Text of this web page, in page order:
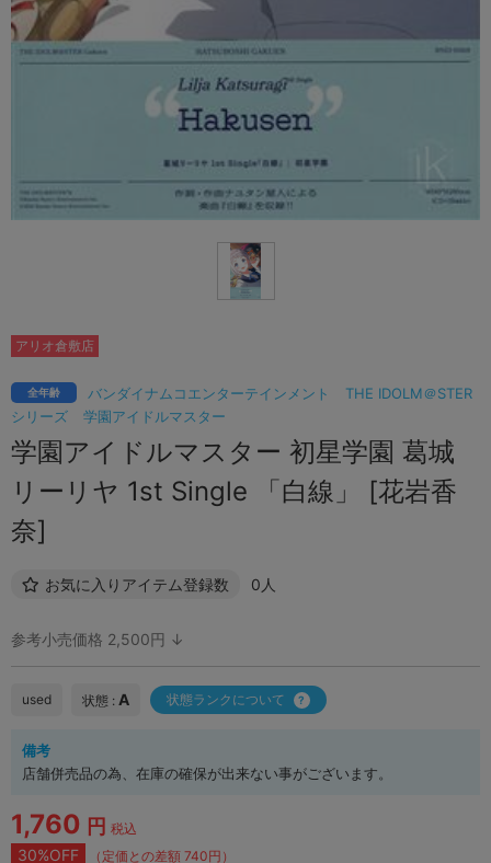
バンダイナムコエンターテインメント
THE IDOLM＠STER
シリーズ
学園アイドルマスター
全年齢
学園アイドルマスター 初星学園 葛城
リーリヤ 1st Single 「白線」 [花岩香
奈]
お気に入りアイテム登録数 0人
アリオ倉敷店
参考小売価格 2,500円 ↓
used 状態 : A 状態ランクについて
備考
店舗併売品の為、在庫の確保が出来ない事がございます。
1,760 円 税込
30%OFF （定価との差額 740円）